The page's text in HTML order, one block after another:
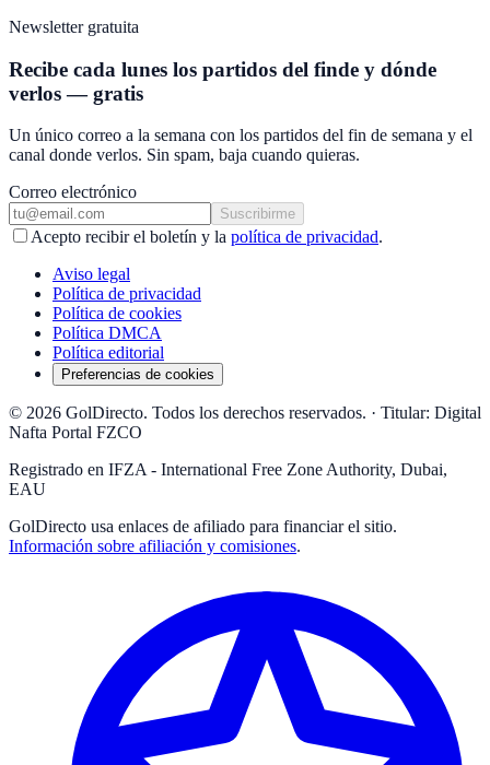
Newsletter gratuita
Recibe cada lunes los partidos del finde y dónde
verlos — gratis
Un único correo a la semana con los partidos del fin de semana y el
canal donde verlos. Sin spam, baja cuando quieras.
Correo electrónico
Suscribirme
Acepto recibir el boletín y la política de privacidad.
Aviso legal
Política de privacidad
Política de cookies
Política DMCA
Política editorial
Preferencias de cookies
© 2026 GolDirecto. Todos los derechos reservados. · Titular: Digital
Nafta Portal FZCO
Registrado en IFZA - International Free Zone Authority, Dubai,
EAU
GolDirecto usa enlaces de afiliado para financiar el sitio.
Información sobre afiliación y comisiones.